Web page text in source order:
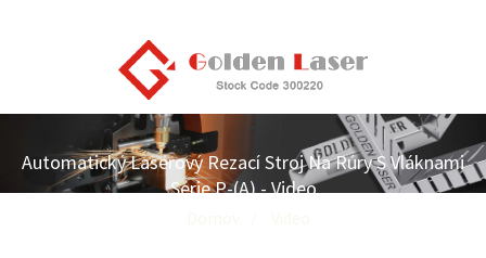
Automatický Laserový Rezací Stroj Na Rúry S Vláknami
Série P-(A) - Video